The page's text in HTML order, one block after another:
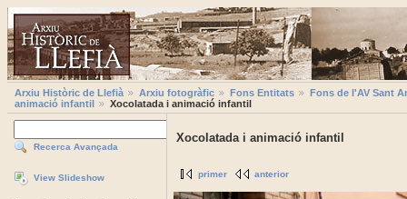
Arxiu Històric de Llefià Arxiu fotogràfic Fons Entitats
Fons de l'AV Sant
animació infantil
Xocolatada i animació infantil
Recerca Avançada
View Slideshow
Xocolatada i animació infantil
primer anterior